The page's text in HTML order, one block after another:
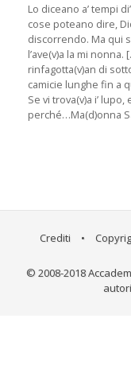
Lo diceano a’ tempi
cose poteano dire,
discorrendo. Ma qui
l’ave(v)a la mi
rinfagotta(v)an di
camicie lunghe fin a
Se vi trova(v)a i’
perché…Ma(d)onna
Crediti •
© 2008-2018